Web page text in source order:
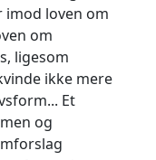
loven om
om
ligesom
ikke mere
Et
og